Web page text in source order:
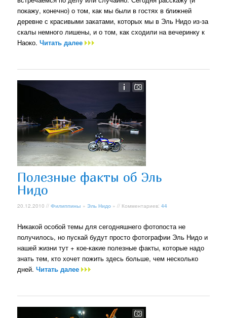
покажу, конечно) о том, как мы были в гостях в ближней
деревне с красивыми закатами, которых мы в Эль Нидо из-за
скалы немного лишены, и о том, как сходили на вечеринку к
Наоко.Читать далее
Полезные факты об Эль
Нидо
20.12.2010 //Филиппины »Эль Нидо » // Комментариев:44
Никакой особой темы для сегодняшнего фотопоста не
получилось, но пускай будут просто фотографии Эль Нидо и
нашей жизни тут + кое-какие полезные факты, которые надо
знать тем, кто хочет пожить здесь больше, чем несколько
дней.Читать далее